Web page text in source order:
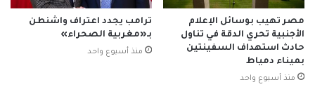
مصر تهيب بوسائل الإعلام
الأجنبية تحري الدقة في تناول
حادث استهداف السفينتين
بميناء دمياط
منذ أسبوع واحد
ترامب يجدد اعتراف واشنطن
بـ«مغربية الصحراء»
منذ أسبوع واحد